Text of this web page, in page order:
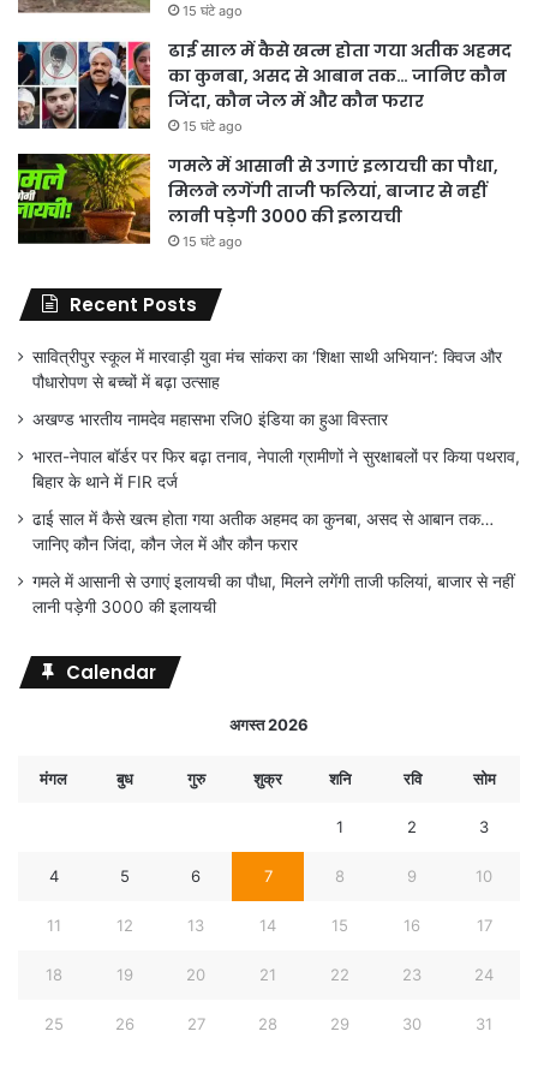
15 घंटे ago
ढाई साल में कैसे खत्म होता गया अतीक अहमद
का कुनबा, असद से आबान तक… जानिए कौन
जिंदा, कौन जेल में और कौन फरार
15 घंटे ago
गमले में आसानी से उगाएं इलायची का पौधा,
मिलने लगेंगी ताजी फलियां, बाजार से नहीं
लानी पड़ेगी 3000 की इलायची
15 घंटे ago
Recent Posts
सावित्रीपुर स्कूल में मारवाड़ी युवा मंच सांकरा का ‘शिक्षा साथी अभियान’: क्विज और
पौधारोपण से बच्चों में बढ़ा उत्साह
अखण्ड भारतीय नामदेव महासभा रजि0 इंडिया का हुआ विस्तार
भारत-नेपाल बॉर्डर पर फिर बढ़ा तनाव, नेपाली ग्रामीणों ने सुरक्षाबलों पर किया पथराव,
बिहार के थाने में FIR दर्ज
ढाई साल में कैसे खत्म होता गया अतीक अहमद का कुनबा, असद से आबान तक…
जानिए कौन जिंदा, कौन जेल में और कौन फरार
गमले में आसानी से उगाएं इलायची का पौधा, मिलने लगेंगी ताजी फलियां, बाजार से नहीं
लानी पड़ेगी 3000 की इलायची
Calendar
अगस्त 2026
मंगल बुध गुरु शुक्र शनि रवि सोम
1 2 3
4 5 6 7 8 9 10
11 12 13 14 15 16 17
18 19 20 21 22 23 24
25 26 27 28 29 30 31